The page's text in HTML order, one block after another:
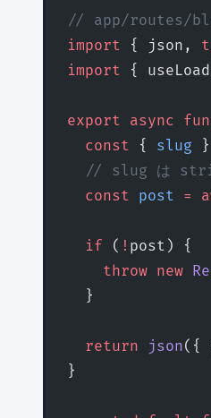
// app/routes/
import { json,
import {
export async
  const
{ slug }
// slug は
  const
post =
  if
( ! post) {
    throw
new
  }
  return
json({
}